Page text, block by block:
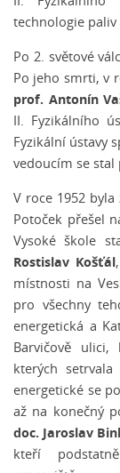
technologie
Po 2. světové
Po jeho smrti, v
prof. Antonín
II. Fyzikálního
Fyzikální ústavy
vedoucím se stal
V roce 1952
Potoček přešel
Vysoké škole
Rostislav Košťál
místnosti na
pro všechny
energetická a
Barvičově
kterých
energetické se
až na konečný
doc. Jaroslav
kteří